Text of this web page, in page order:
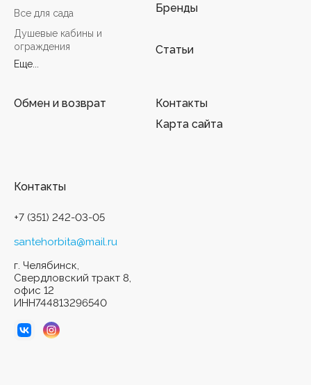
Все для сада
Душевые кабины и
ограждения
Еще...
Бренды
Статьи
Обмен и возврат
Контакты
Карта сайта
Контакты
+7 (351) 242-03-05
santehorbita@mail.ru
г. Челябинск,
Свердловский тракт 8,
офис 12
ИНН744813296540